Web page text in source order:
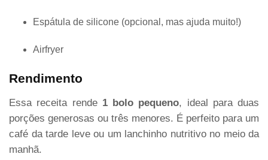
Espátula de silicone (opcional, mas ajuda muito!)
Airfryer
Rendimento
Essa receita rende 1 bolo pequeno, ideal para duas
porções generosas ou três menores. É perfeito para um
café da tarde leve ou um lanchinho nutritivo no meio da
manhã.